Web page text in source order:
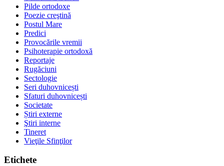
Pilde ortodoxe
Poezie creştină
Postul Mare
Predici
Provocările vremii
Psihoterapie ortodoxă
Reportaje
Rugăciuni
Sectologie
Seri duhovnicești
Sfaturi duhovnicești
Societate
Știri externe
Ştiri interne
Tineret
Vieţile Sfinţilor
Etichete